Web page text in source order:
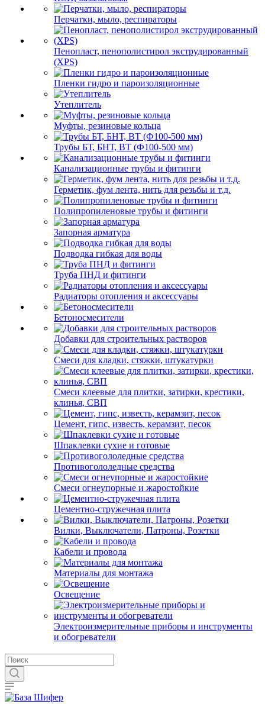
Перчатки, мыло, респираторы
Пенопласт, пенополистирол экструдированный
(XPS)
Пленки гидро и пароизоляционные
Утеплитель
Муфты, резиновые кольца
Трубы БТ, БНТ, ВТ (Ф100-500 мм)
Канализационные трубы и фитинги
Герметик, фум лента, нить для резьбы и т.д.
Полипропиленовые трубы и фитинги
Запорная арматура
Подводка гибкая для воды
Труба ПНД и фитинги
Радиаторы отопления и аксессуары
Бетоносмесители
Добавки для строительных растворов
Смеси для кладки, стяжки, штукатурки
Смеси клеевые для плитки, затирки, крестики,
клинья, СВП
Цемент, гипс, известь, керамзит, песок
Шпаклевки сухие и готовые
Противогололедные средства
Смеси огнеупорные и жаростойкие
Цементно-стружечная плита
Вилки, Выключатели, Патроны, Розетки
Кабели и провода
Материалы для монтажа
Освещение
Электроизмерительные приборы и инструменты
и обогреватели